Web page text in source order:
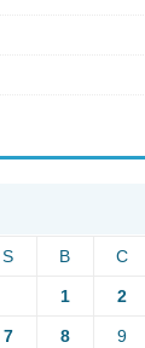
S B C
1 2
7 8 9